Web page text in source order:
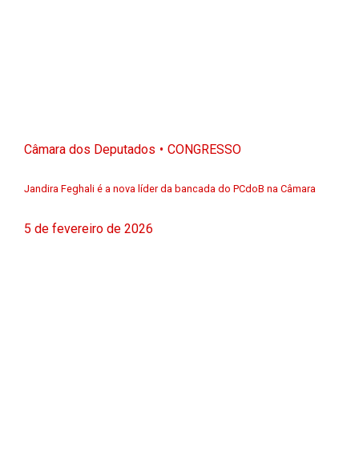
Câmara dos Deputados CONGRESSO
Jandira Feghali é a nova líder da bancada do PCdoB na Câmara
5 de fevereiro de 2026